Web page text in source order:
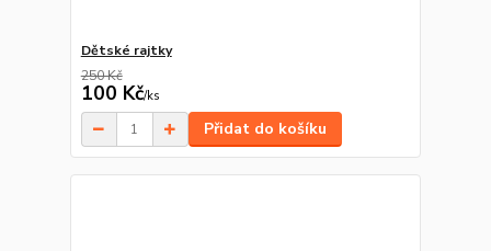
Dětské rajtky
250 Kč
100 Kč/ks
Přidat do košíku